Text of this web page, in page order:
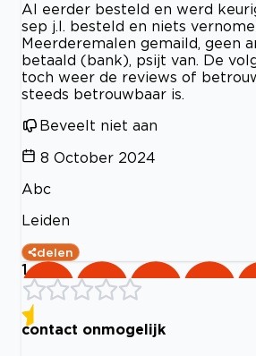
Al eerder besteld en werd
sep j.l. besteld en niets
Meerderemalen gemaild, geen
betaald (bank), psijt van. De
toch weer de reviews of
steeds betrouwbaar is.
Beveelt niet aan
8 October 2024
Abc
Leiden
delen
1
contact onmogelijk